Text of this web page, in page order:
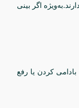
اگر بینی
کردن یا رفع